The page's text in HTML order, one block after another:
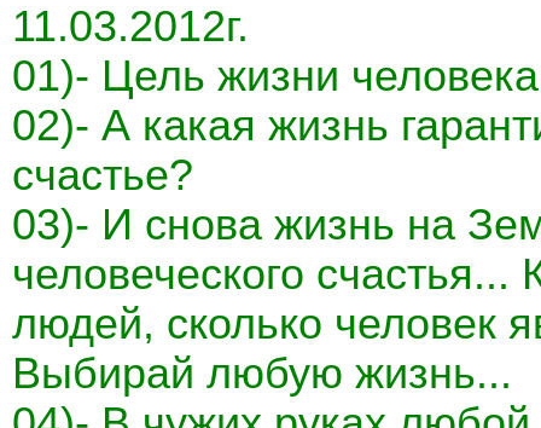
11.03.2012г.
01)- Цель жизни
02)- А какая жизнь
счастье?
03)- И снова жизнь на
человеческого счастья...
людей, сколько человек
Выбирай любую жизнь...